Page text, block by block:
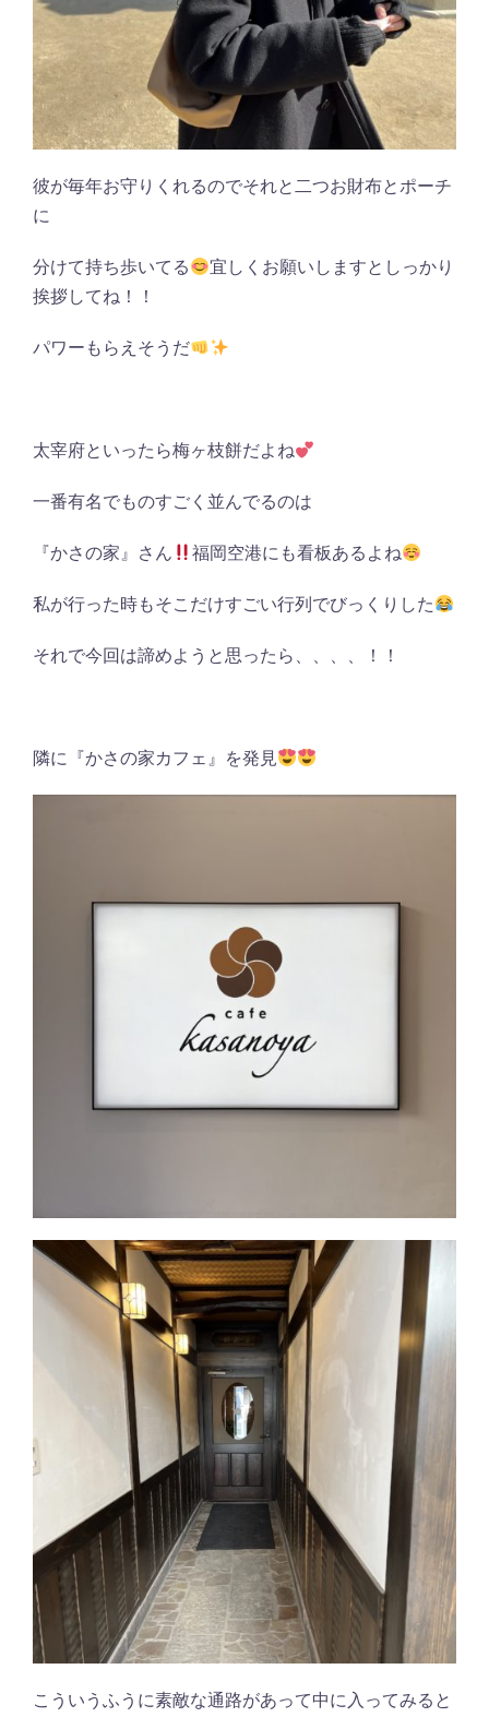
彼が毎年お守りくれるのでそれと二つお財布とポーチ
に
分けて持ち歩いてる
宜しくお願いしますとしっかり
挨拶してね！！
パワーもらえそうだ
太宰府といったら梅ヶ枝餅だよね
一番有名でものすごく並んでるのは
『かさの家』さん 福岡空港にも看板あるよね
私が行った時もそこだけすごい行列でびっくりした
それで今回は諦めようと思ったら、、、、！！
隣に『かさの家カフェ』を発見
こういうふうに素敵な通路があって中に入ってみると